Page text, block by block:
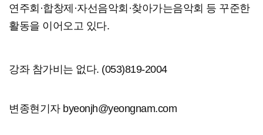
연주회·합창제·자선음악회·찾아가는음악회 등 꾸준한
활동을 이어오고 있다.
강좌 참가비는 없다. (053)819-2004
변종현기자 byeonjh@yeongnam.com